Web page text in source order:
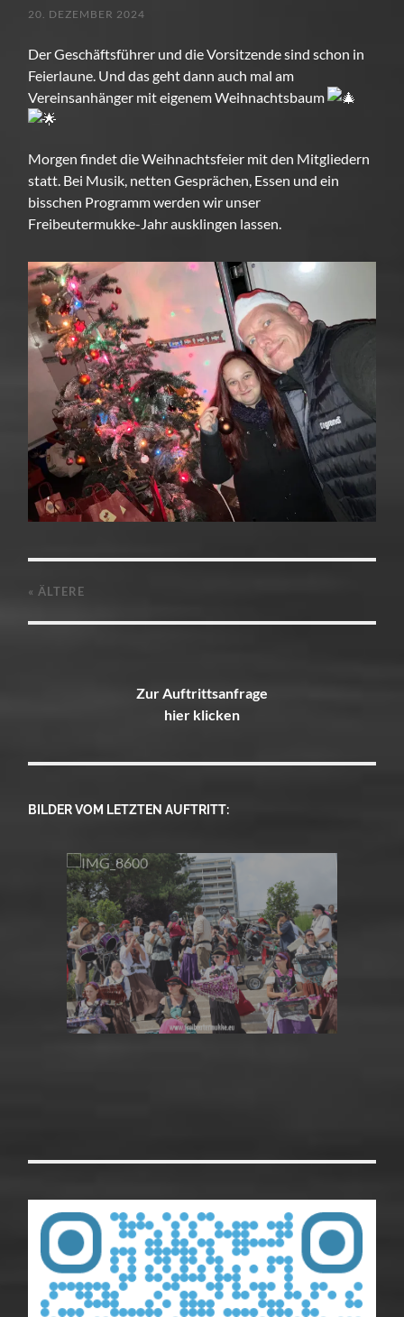
20. DEZEMBER 2024
Der Geschäftsführer und die Vorsitzende sind schon in
Feierlaune. Und das geht dann auch mal am
Vereinsanhänger mit eigenem Weihnachtsbaum
Morgen findet die Weihnachtsfeier mit den Mitgliedern
statt. Bei Musik, netten Gesprächen, Essen und ein
bisschen Programm werden wir unser
Freibeutermukke-Jahr ausklingen lassen.
« ÄLTERE
Zur Auftrittsanfrage
hier klicken
BILDER VOM LETZTEN AUFTRITT: